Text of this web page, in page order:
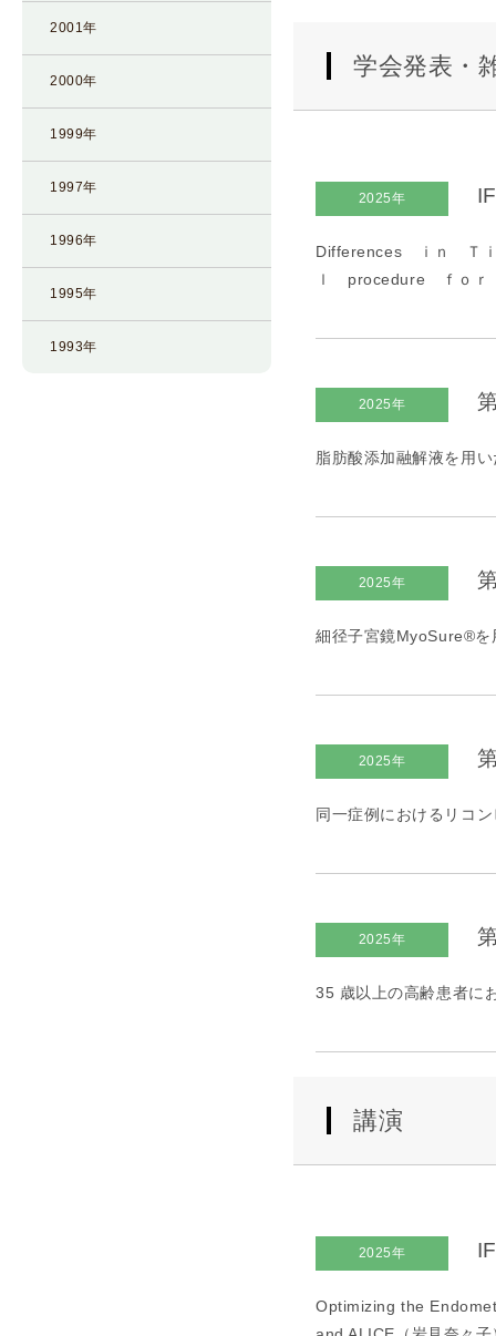
2001年
2000年
1999年
1997年
1996年
1995年
1993年
学会発表・
2025年
Differences ｉｎ Ｔ
ｌ procedure ｆｏｒ
2025年
脂肪酸添加融解液を用
2025年
細径子宮鏡MyoSure®を
2025年
同一症例におけるリコ
2025年
35 歳以上の高齢患者に
講演
2025年
Optimizing the